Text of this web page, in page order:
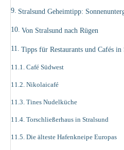
Stralsund Geheimtipp:
Von Stralsund nach Rügen
Tipps für Restaurants und Cafés in
Café Südwest
Nikolaicafé
Tines Nudelküche
Torschließerhaus in Stralsund
Die älteste Hafenkneipe Europas